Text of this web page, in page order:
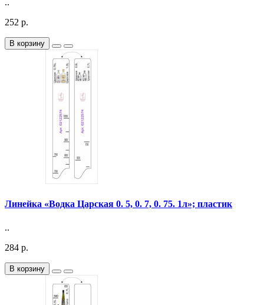
..
252 р.
В корзину
Линейка «Водка Царская 0. 5, 0. 7, 0. 75. 1л»; пластик
..
284 р.
В корзину